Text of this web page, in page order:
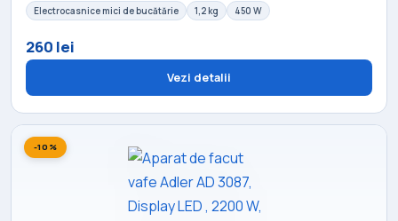
Electrocasnice mici de bucătărie 1,2 kg 450 W
260 lei
Vezi detalii
-10%